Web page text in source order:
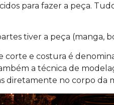
para fazer a peça.
tiver a peça (manga,
corte e costura é
a técnica de
diretamente no corpo da